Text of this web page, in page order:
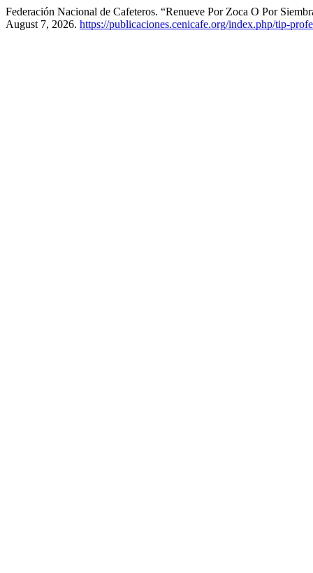
Federación Nacional de Cafeteros. “Renueve Por Zoca O Por
August 7, 2026. https://publicaciones.cenicafe.org/index.php/tip-